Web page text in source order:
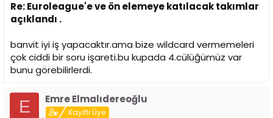
Re: Euroleague'e ve ön elemeye katılacak takımlar
açıklandı .
banvit iyi iş yapacaktır.ama bize wildcard vermemeleri
çok ciddi bir soru işareti.bu kupada 4.cülüğümüz var
bunu görebilirlerdi.
E Emre Elmalıdereoğlu
Kayıtlı Üye